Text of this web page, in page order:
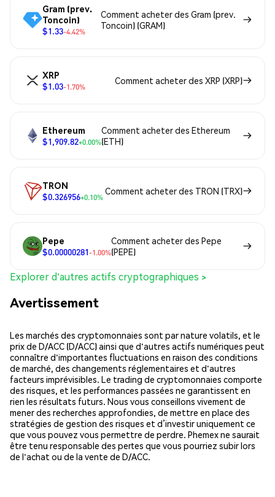
Gram (prev.
Toncoin)
$1.33-4.42%
Comment acheter des Gram (prev.
Toncoin) (GRAM)
XRP
$1.03-1.70%
Comment acheter des XRP (XRP)
Ethereum
$1,909.82+0.00%
Comment acheter des Ethereum
(ETH)
TRON
$0.326956+0.10%
Comment acheter des TRON (TRX)
Pepe
$0.00000281-1.00%
Comment acheter des Pepe
(PEPE)
Explorer d'autres actifs cryptographiques >
Avertissement
Les marchés des cryptomonnaies sont par nature volatils, et le
prix de D/ACC (D/ACC) ainsi que d'autres actifs numériques peut
connaître d'importantes fluctuations en raison des conditions
de marché, des changements réglementaires et d'autres
facteurs imprévisibles. Le trading de cryptomonnaies comporte
des risques, et les performances passées ne garantissent en
rien les résultats futurs. Nous vous conseillons vivement de
mener des recherches approfondies, de mettre en place des
stratégies de gestion des risques et d’investir uniquement ce
que vous pouvez vous permettre de perdre. Phemex ne saurait
être tenu responsable des pertes que vous pourriez subir lors
de l'achat ou de la vente de D/ACC.